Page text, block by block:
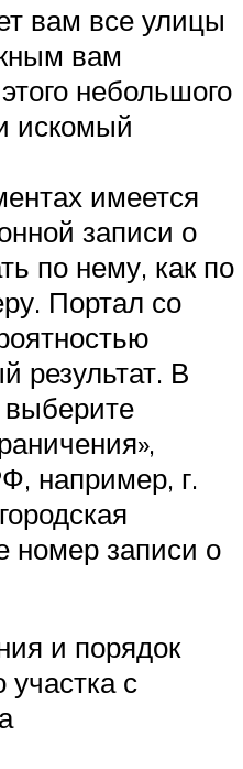
вам все улицы
вам
небольшого
искомый
имеется
записи о
по нему, как по
Портал со
результат. В
выберите
например, г.
номер записи о
и порядок
участка с